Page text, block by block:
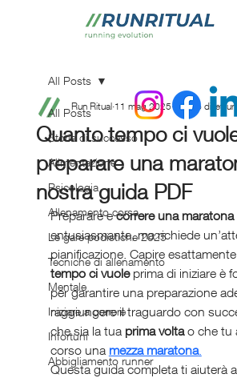
All Posts
Storie di successo
Alimentazione
Psicologia
Allenamento corsa
Le gare podistiche 2025
Tecniche di allenamento
Mentale
Iniziare a correre
Infortuni
Abbigliamento runner
All Posts
Quanto tempo ci
preparare una
nostra guida PDF
Run Ritual 11 mag 2025 Tempo di
Preparare e correre una maratona
entusiasmante, ma richiede
pianificazione. Capire esattamente
tempo ci vuole prima di iniziare è
per garantire una preparazione
raggiungere il traguardo con
che sia la tua prima volta o che tu
corso una mezza maratona.
Questa guida completa ti aiuterà